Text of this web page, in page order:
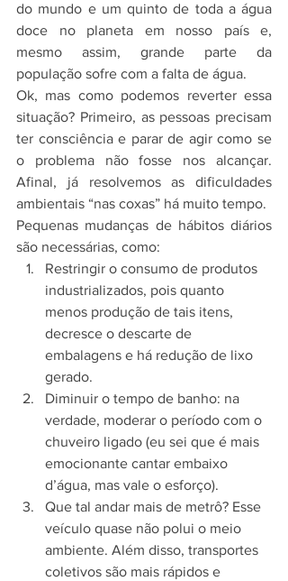
do mundo e um quinto de toda a água
doce no planeta em nosso país e,
mesmo assim, grande parte da
população sofre com a falta de água.
Ok, mas como podemos reverter essa
situação? Primeiro, as pessoas precisam
ter consciência e parar de agir como se
o problema não fosse nos alcançar.
Afinal, já resolvemos as dificuldades
ambientais “nas coxas” há muito tempo.
Pequenas mudanças de hábitos diários
são necessárias, como:
Restringir o consumo de produtos
industrializados, pois quanto
menos produção de tais itens,
decresce o descarte de
embalagens e há redução de lixo
gerado.
Diminuir o tempo de banho: na
verdade, moderar o período com o
chuveiro ligado (eu sei que é mais
emocionante cantar embaixo
d’água, mas vale o esforço).
Que tal andar mais de metrô? Esse
veículo quase não polui o meio
ambiente. Além disso, transportes
coletivos são mais rápidos e